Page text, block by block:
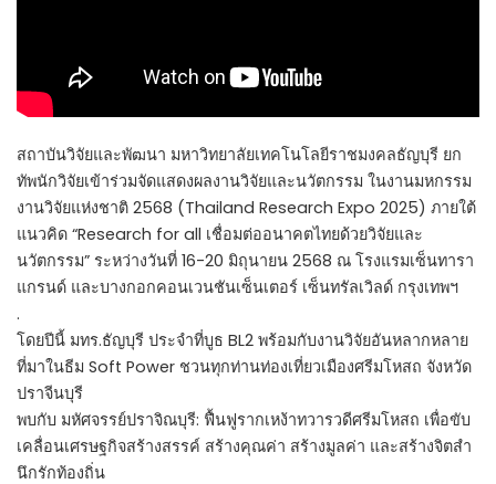
สถาบันวิจัยและพัฒนา มหาวิทยาลัยเทคโนโลยีราชมงคลธัญบุรี ยก
ทัพนักวิจัยเข้าร่วมจัดแสดงผลงานวิจัยและนวัตกรรม ในงานมหกรรม
งานวิจัยแห่งชาติ 2568 (Thailand Research Expo 2025) ภายใต้
แนวคิด “Research for all เชื่อมต่ออนาคตไทยด้วยวิจัยและ
นวัตกรรม” ระหว่างวันที่ 16-20 มิถุนายน 2568 ณ โรงแรมเซ็นทารา
แกรนด์ และบางกอกคอนเวนชันเซ็นเตอร์ เซ็นทรัลเวิลด์ กรุงเทพฯ
.
โดยปีนี้ มทร.ธัญบุรี ประจำที่บูธ BL2 พร้อมกับงานวิจัยอันหลากหลาย
ที่มาในธีม Soft Power ชวนทุกท่านท่องเที่ยวเมืองศรีมโหสถ จังหวัด
ปราจีนบุรี
พบกับ มหัศจรรย์ปราจิณบุรี: ฟื้นฟูรากเหง้าทวารวดีศรีมโหสถ เพื่อขับ
เคลื่อนเศรษฐกิจสร้างสรรค์ สร้างคุณค่า สร้างมูลค่า และสร้างจิตสํา
นึกรักท้องถิ่น